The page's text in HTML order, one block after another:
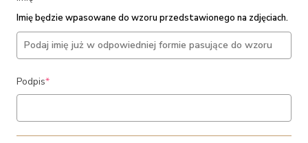
Imię będzie wpasowane do wzoru przedstawionego na zdjęciach.
Podpis*(required)